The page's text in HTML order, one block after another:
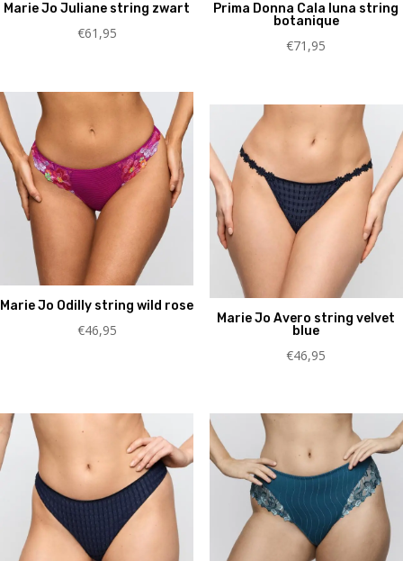
Marie Jo Juliane string zwart
€61,95
Prima Donna Cala luna string
botanique
€71,95
Marie Jo Odilly string wild rose
€46,95
Marie Jo Avero string velvet
blue
€46,95